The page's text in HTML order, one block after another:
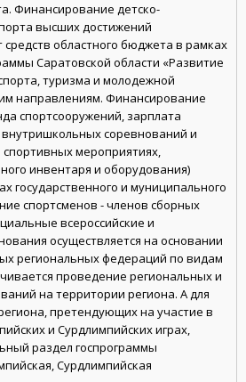
Финансирование детско-
высших достижений
средств областного бюджета в рамках
Саратовской области «Развитие
туризма и молодежной
направлениям. Финансирование
спортсооружений, зарплата
соревнований и
мероприятиях,
инвентаря и оборудования)
государственного и муниципального
спортсменов - членов сборных
всероссийские и
осуществляется на основании
региональных федераций по видам
проведение региональных и
на территории региона. А для
претендующих на участие в
и Сурдлимпийских играх,
раздел госпрограммы
Сурдлимпийская